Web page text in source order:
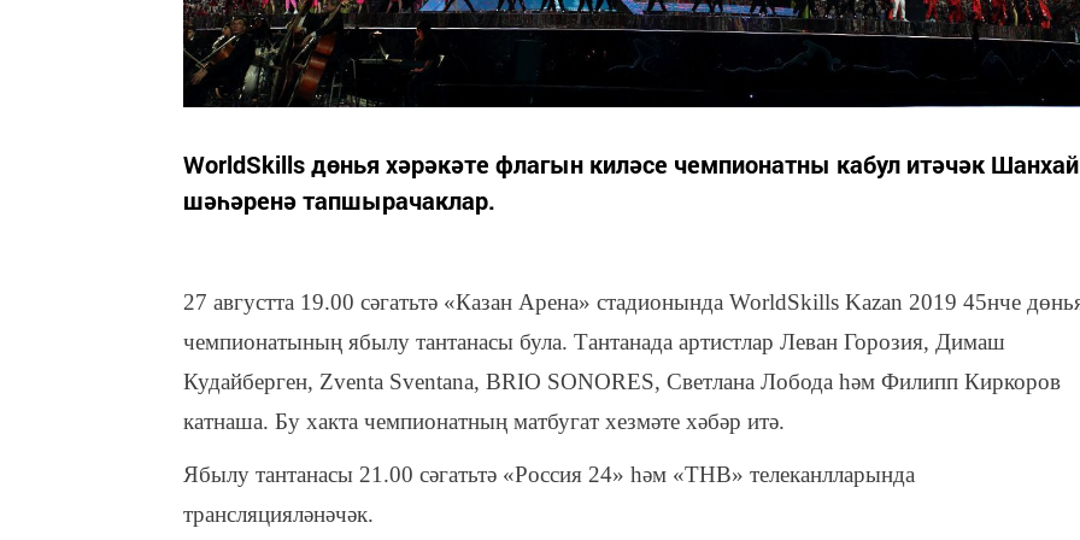
WorldSkills дөнья хәрәкәте флагын киләсе чемпионатны кабул итәчәк Шанхай
шәһәренә тапшырачаклар.
27 августта 19.00 сәгатьтә «Казан Арена» стадионында WorldSkills Kazan 2019 45нче
чемпионатының ябылу тантанасы була. Тантанада артистлар Леван Горозия, Димаш
Кудайберген, Zventa Sventana, BRIO SONORES, Светлана Лобода һәм Филипп Киркоров
катнаша. Бу хакта чемпионатның матбугат хезмәте хәбәр итә.
Ябылу тантанасы 21.00 сәгатьтә «Россия 24» һәм «ТНВ» телеканлларында
трансляцияләнәчәк.